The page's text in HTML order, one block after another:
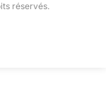
réservés.